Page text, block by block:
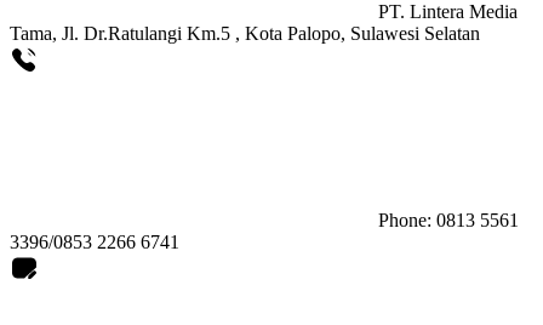
PT. Lintera Media
Tama, Jl. Dr.Ratulangi Km.5 , Kota Palopo, Sulawesi Selatan
Phone: 0813 5561
3396/0853 2266 6741